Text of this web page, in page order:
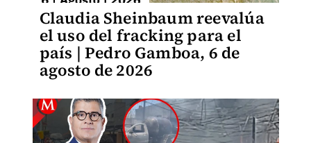
Claudia Sheinbaum reevalúa
el uso del fracking para el
país | Pedro Gamboa, 6 de
agosto de 2026